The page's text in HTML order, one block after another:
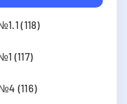
(118)
(117)
(116)